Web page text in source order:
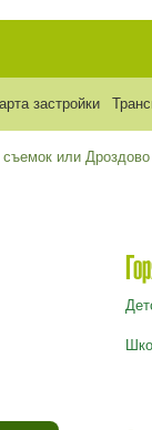
застройки
или Дроздово